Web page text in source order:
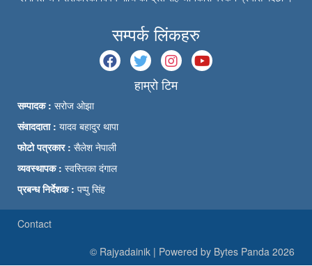
सम्पर्क लिंकहरु
हाम्रो टिम
सम्पादक : सरोज ओझा
संवाददाता : यादव बहादुर थापा
फोटो पत्रकार : सैलेश नेपाली
व्यवस्थापक : स्वस्तिका दंगाल
प्रबन्ध निर्देशक : पप्पु सिंह
Contact
© Rajyadainik | Powered by Bytes Panda 2026